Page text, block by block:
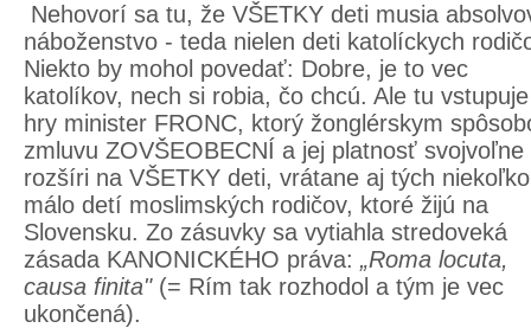
Nehovorí sa tu, že VŠETKY deti musia
náboženstvo - teda nielen deti katolíckych
Niekto by mohol povedať: Dobre, je to vec
katolíkov, nech si robia, čo chcú. Ale tu
hry minister FRONC, ktorý žonglérskym
zmluvu ZOVŠEOBECNÍ a jej platnosť svojvoľne
rozšíri na VŠETKY deti, vrátane aj tých niekoľko
málo detí moslimských rodičov, ktoré žijú na
Slovensku. Zo zásuvky sa vytiahla stredoveká
zásada KANONICKÉHO práva: „Roma locuta,
causa finita"(= Rím tak rozhodol a tým je vec
ukončená).